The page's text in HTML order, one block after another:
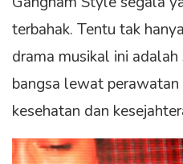
terbahak. Tentu tak
drama musikal ini
bangsa lewat
kesehatan dan